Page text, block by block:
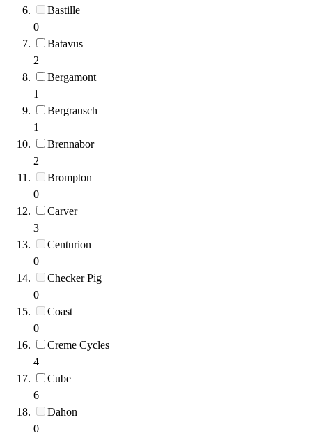
Bastille
0
Batavus
2
Bergamont
1
Bergrausch
1
Brennabor
2
Brompton
0
Carver
3
Centurion
0
Checker Pig
0
Coast
0
Creme Cycles
4
Cube
6
Dahon
0